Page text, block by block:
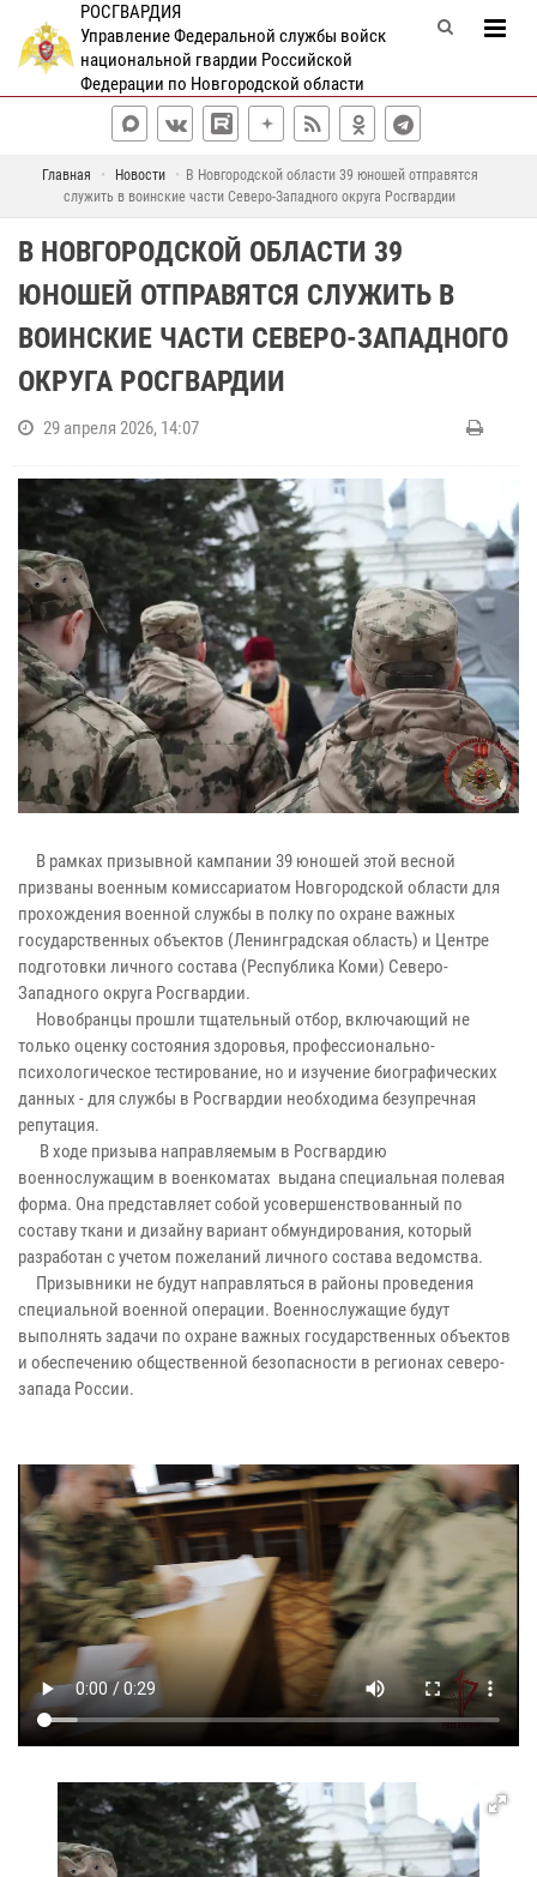
РОСГВАРДИЯ
Управление Федеральной службы войск
национальной гвардии Российской
Федерации по Новгородской области
Главная Новости
В Новгородской области 39 юношей отправятся
служить в воинские части Северо-Западного округа Росгвардии
В НОВГОРОДСКОЙ ОБЛАСТИ 39
ЮНОШЕЙ ОТПРАВЯТСЯ СЛУЖИТЬ В
ВОИНСКИЕ ЧАСТИ СЕВЕРО-ЗАПАДНОГО
ОКРУГА РОСГВАРДИИ
29 апреля 2026, 14:07
В рамках призывной кампании 39 юношей этой весной
призваны военным комиссариатом Новгородской области для
прохождения военной службы в полку по охране важных
государственных объектов (Ленинградская область) и Центре
подготовки личного состава (Республика Коми) Северо-
Западного округа Росгвардии.
Новобранцы прошли тщательный отбор, включающий не
только оценку состояния здоровья, профессионально-
психологическое тестирование, но и изучение биографических
данных - для службы в Росгвардии необходима безупречная
репутация.
В ходе призыва направляемым в Росгвардию
военнослужащим в военкоматах выдана специальная полевая
форма. Она представляет собой усовершенствованный по
составу ткани и дизайну вариант обмундирования, который
разработан с учетом пожеланий личного состава ведомства.
Призывники не будут направляться в районы проведения
специальной военной операции. Военнослужащие будут
выполнять задачи по охране важных государственных объектов
и обеспечению общественной безопасности в регионах северо-
запада России.